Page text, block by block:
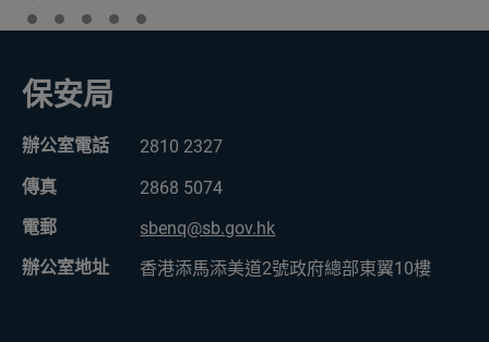
保安局
辦公室電話 2810 2327
傳真 2868 5074
電郵 sbenq@sb.gov.hk
辦公室地址 香港添馬添美道2號政府總部東翼10樓